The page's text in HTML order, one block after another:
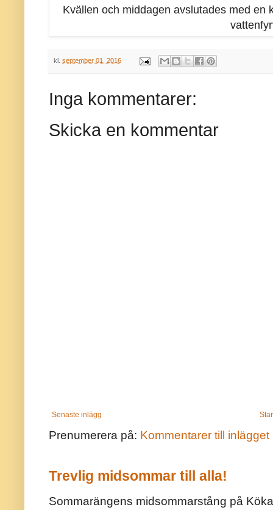
Kvällen och middagen avslutades med en
kl. september 01, 2016
Inga kommentarer:
Skicka en kommentar
Senaste inlägg
Prenumerera på: Kommentarer till inlägget
Trevlig midsommar till alla!
Sommarängens midsommarstång på